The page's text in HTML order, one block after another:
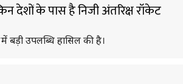
देशों के पास है निजी अंतरिक्ष रॉकेट
में बड़ी उपलब्धि हासिल की है।